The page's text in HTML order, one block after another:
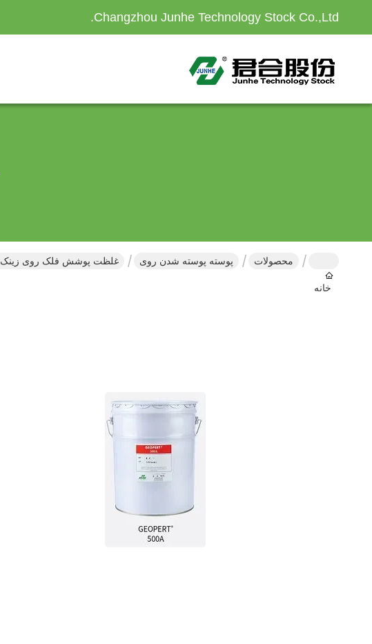
Changzhou Junhe Technology Stock Co.,Ltd.
خانه
محصولات پوسته پوسته شدن روی غلظت پوشش فلک روی زینک 25-60s 1.30-1.40 گرانش خاص برای مقاومت پایدار در برابر خوردگی